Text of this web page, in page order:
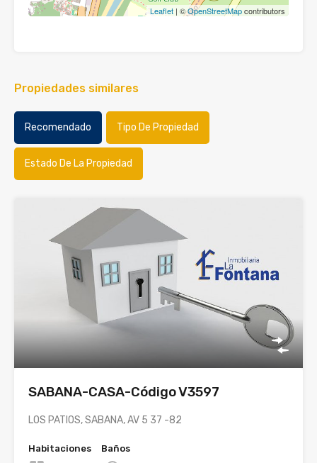
Leaflet | ©OpenStreetMapcontributors
Propiedades similares
Recomendado Tipo De Propiedad
Estado De La Propiedad
SABANA-CASA-Código V3597
LOS PATIOS, SABANA, AV 5 37 -82
Habitaciones
Baños